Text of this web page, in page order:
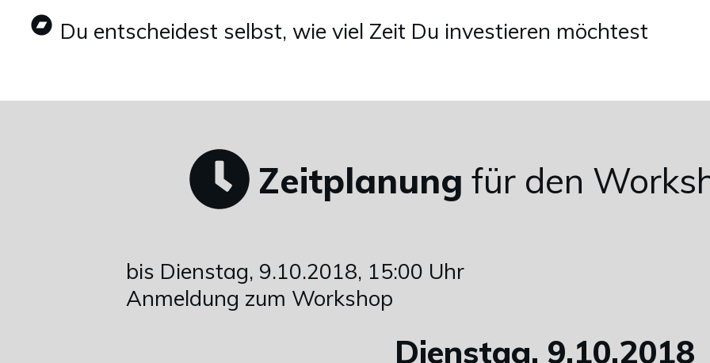
Du entscheidest selbst, wie viel Zeit Du investieren möchtest
Zeitplanung für den
bis Dienstag, 9.10.2018, 15:00 Uhr
Anmeldung zum Workshop
Dienstag, 9.10.2018